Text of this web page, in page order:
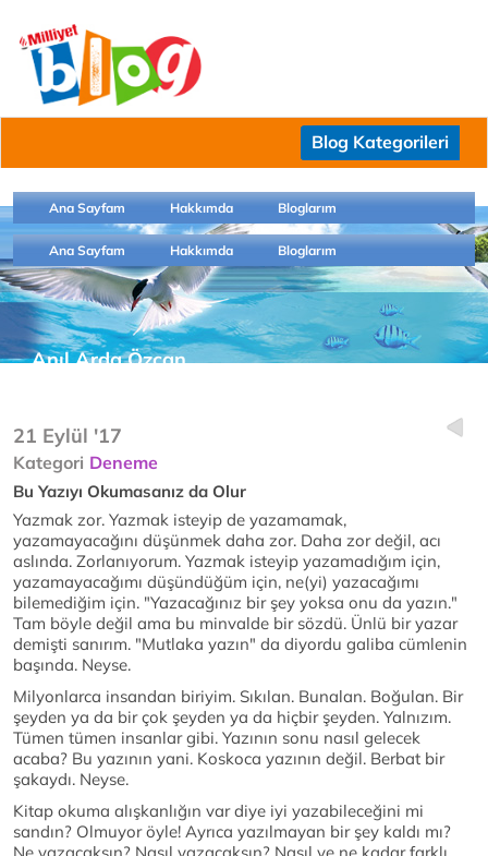
Blog Kategorileri
Ana Sayfam Hakkımda Bloglarım
Ana Sayfam Hakkımda Bloglarım
Anıl Arda Özcan
21 Eylül '17
Kategori Deneme
Bu Yazıyı Okumasanız da Olur
Yazmak zor. Yazmak isteyip de yazamamak,
yazamayacağını düşünmek daha zor. Daha zor değil, acı
aslında. Zorlanıyorum. Yazmak isteyip yazamadığım için,
yazamayacağımı düşündüğüm için, ne(yi) yazacağımı
bilemediğim için. "Yazacağınız bir şey yoksa onu da yazın."
Tam böyle değil ama bu minvalde bir sözdü. Ünlü bir yazar
demişti sanırım. "Mutlaka yazın" da diyordu galiba cümlenin
başında. Neyse.
Milyonlarca insandan biriyim. Sıkılan. Bunalan. Boğulan. Bir
şeyden ya da bir çok şeyden ya da hiçbir şeyden. Yalnızım.
Tümen tümen insanlar gibi. Yazının sonu nasıl gelecek
acaba? Bu yazının yani. Koskoca yazının değil. Berbat bir
şakaydı. Neyse.
Kitap okuma alışkanlığın var diye iyi yazabileceğini mi
sandın? Olmuyor öyle! Ayrıca yazılmayan bir şey kaldı mı?